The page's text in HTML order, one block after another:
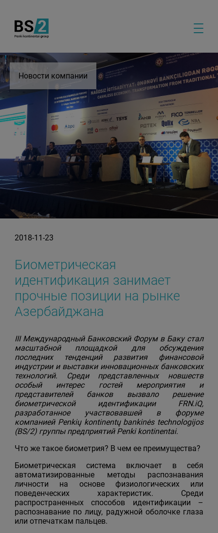
Новости компании
2018-11-23
Биометрическая
идентификация занимает
прочные позиции на рынке
Азербайджана
III Международный Банковский Форум в Баку стал
масштабной площадкой для обсуждения
последних тенденций развития финансовой
индустрии и выставки инновационных банковских
технологий. Среди представленных новшеств
особый интерес гостей мероприятия и
представителей банков вызвало решение
биометрической идентификации FRN.iQ,
разработанное участвовавшей в форуме
компанией Penkių kontinentų bankinės technologijos
(BS/2) группы предприятий Penki kontinentai.
Что же такое биометрия? В чем ее преимущества?
Биометрическая система включает в себя
автоматизированные методы распознавания
личности на основе физиологических или
поведенческих характеристик. Среди
распространенных способов идентификации –
распознавание по лицу, радужной оболочке глаза
или отпечаткам пальцев.